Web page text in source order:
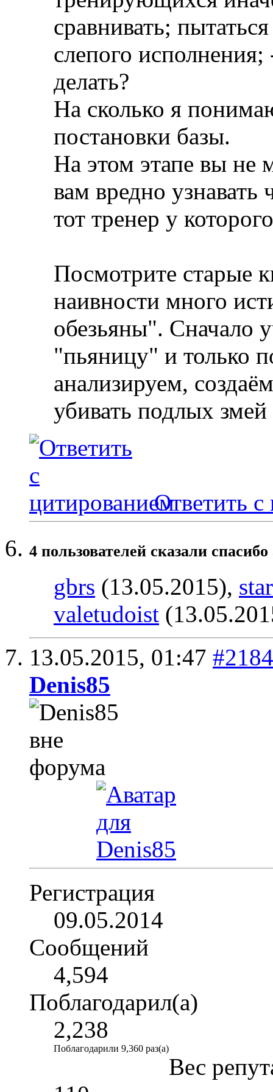
сравнивать;
слепого исполнения;
делать?
На сколько я
постановки базы.
На этом этапе вы не
вам вредно узнавать
тот тренер у
Посмотрите старые
наивности много
обезьяны". Сначало
"пьяницу" и только
анализируем,
убивать подлых змей
Ответить с
4 пользователей сказали
gbrs (13.05.2015),
valetudoist
13.05.2015, 01:47 #2184
Denis85
Регистрация
09.05.2014
Сообщений
4,594
Поблагодарил(а)
2,238
Поблагодарили 9,360 раз(а)
Вес